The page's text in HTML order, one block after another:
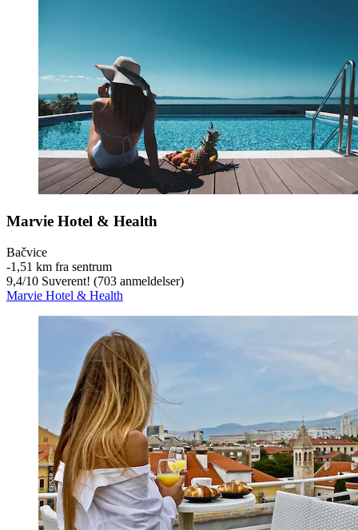
Marvie Hotel & Health
Bačvice
‐1,51 km fra sentrum
9,4/10 Suverent! (703 anmeldelser)
Marvie Hotel & Health